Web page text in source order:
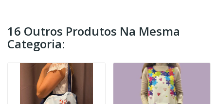
16 Outros Produtos Na Mesma
Categoria: